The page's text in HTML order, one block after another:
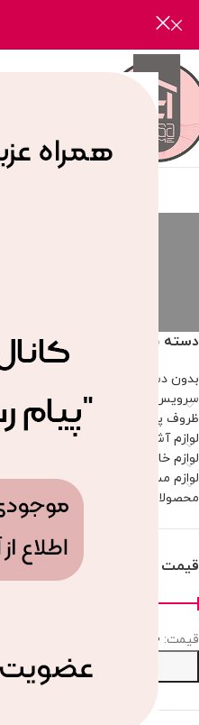
دسته بندی محصولات
بدون دسته‌بندی
سرویس جهیزیه
ظروف پذیرایی
لوازم آشپزخانه
لوازم خانه
لوازم مسافرتی و پیک نیک
محصولات موجود
قیمت
صافی
قيمت: 377,170 تومان